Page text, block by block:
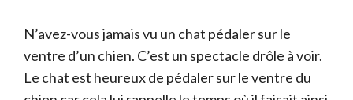
N’avez-vous jamais vu un chat pédaler sur le
ventre d’un chien. C’est un spectacle drôle à voir.
Le chat est heureux de pédaler sur le ventre du